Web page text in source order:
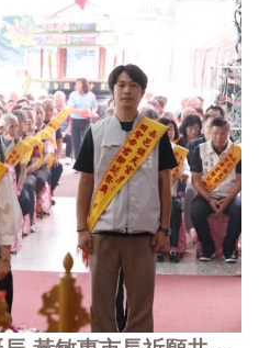
市文化。臺灣設計研究院